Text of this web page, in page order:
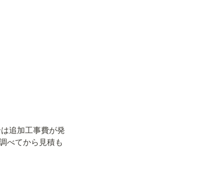
追加工事費が発
べてから見積も